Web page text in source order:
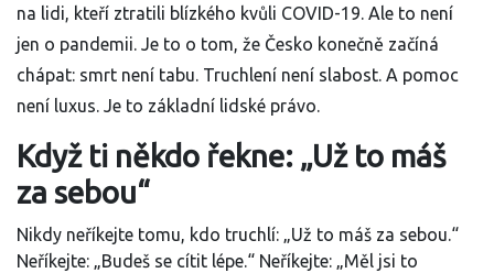
na lidi, kteří ztratili blízkého kvůli COVID-19. Ale to není
jen o pandemii. Je to o tom, že Česko konečně začíná
chápat: smrt není tabu. Truchlení není slabost. A pomoc
není luxus. Je to základní lidské právo.
Když ti někdo řekne: „Už to máš
za sebou“
Nikdy neříkejte tomu, kdo truchlí: „Už to máš za sebou.“
Neříkejte: „Budeš se cítit lépe.“ Neříkejte: „Měl jsi to